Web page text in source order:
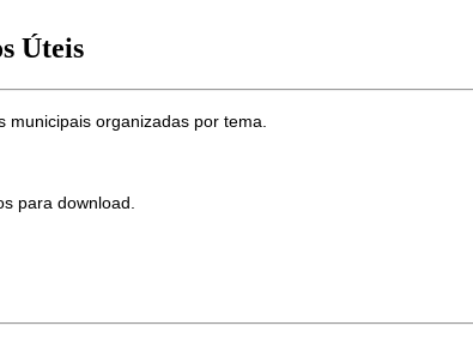
Úteis
organizadas por tema.
para download.